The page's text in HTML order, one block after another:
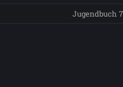
Jugendbuch